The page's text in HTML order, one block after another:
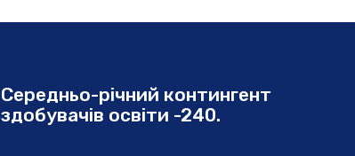
Середньо-річний контингент
здобувачів освіти -240.